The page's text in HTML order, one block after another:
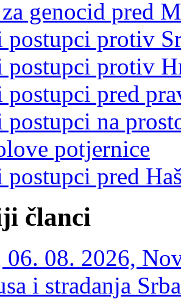
genocid pred
postupci protiv
postupci protiv
postupci pred
postupci na
potjernice
postupci pred
članci
06. 08. 2026,
i stradanja